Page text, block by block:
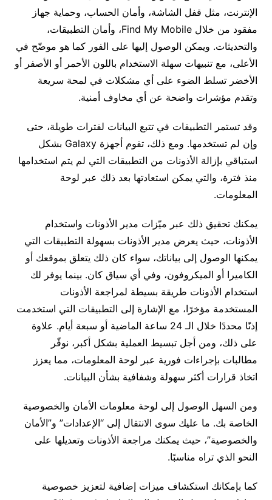
الإنترنت، مثل قفل الشاشة، وأمان الحساب، وحماية جهاز
مفقود من خلال Find My Mobile، وأمان التطبيقات،
والتحديثات. ويمكن الوصول إليها على الفور كما هو موضّح في
الأعلى، مع تنبيهات سهلة الاستخدام باللون الأحمر أو الأصفر أو
الأخضر تسلط الضوء على أي مشكلات في لمحة سريعة
وتقدم مؤشرات واضحة عن أي مخاوف أمنية.
وقد تستمر التطبيقات في تتبع البيانات لفترات طويلة، حتى
وإن لم تستخدمها. ومع ذلك، تقوم أجهزة Galaxy بشكل
استباقي بإزالة الأذونات من التطبيقات التي لم يتم استخدامها
منذ فترة، والتي يمكن استعادتها بعد ذلك عبر لوحة
المعلومات.
يمكنك تحقيق ذلك عبر ميّزات مدير الأذونات واستخدام
الأذونات، حيث يعرض مدير الأذونات بسهولة التطبيقات التي
يمكنها الوصول إلى بياناتك، سواء كان ذلك يتعلق بموقعك أو
الكاميرا أو الميكروفون، وفي أي سياق كان. بينما يوفر لك
استخدام الأذونات طريقة بسيطة لمراجعة الأذونات
المستخدمة مؤخرًا، مع الإشارة إلى التطبيقات التي استخدمت
إذنًا محددًا خلال الـ 24 ساعة الماضية أو سبعة أيام. علاوة
على ذلك، ومن أجل تبسيط العملية بشكل أكبر، نوفّر
مطالبات بإجراءات فورية عبر لوحة المعلومات، مما يعزز
اتخاذ قرارات أكثر سهولة وشفافية بشأن البيانات.
ومن السهل الوصول إلى لوحة معلومات الأمان والخصوصية
الخاصة بك. ما عليك سوى الانتقال إلى “الإعدادات” و”الأمان
والخصوصية”، حيث يمكنك مراجعة الأذونات وتعديلها على
النحو الذي تراه مناسبًا.
كما بإمكانك استكشاف ميزات إضافية لتعزيز خصوصية